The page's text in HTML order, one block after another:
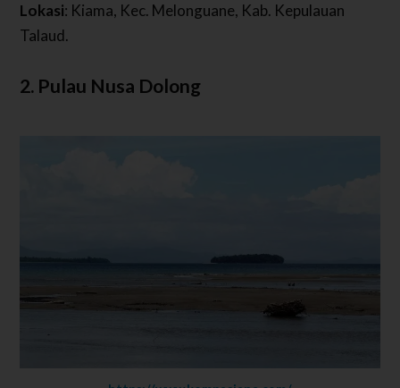
Lokasi: Kiama, Kec. Melonguane, Kab. Kepulauan
Talaud.
2. Pulau Nusa Dolong